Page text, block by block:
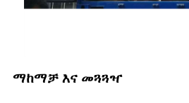
ማከማቻ እና መጓጓዣ